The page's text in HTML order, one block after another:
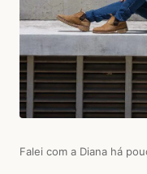
Falei com a Diana há